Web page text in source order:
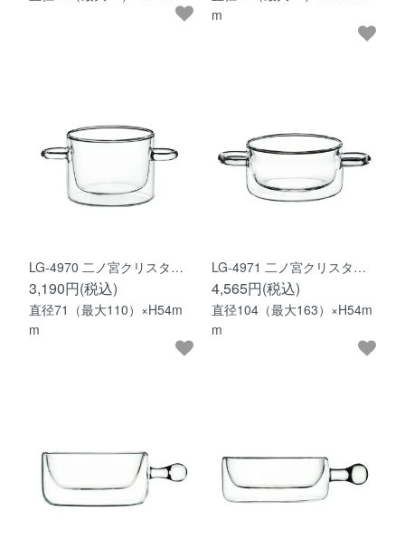
m
LG-4970 二ノ宮クリスタ…
3,190円(税込)
直径71（最大110）×H54m
m
LG-4971 二ノ宮クリスタ…
4,565円(税込)
直径104（最大163）×H54m
m